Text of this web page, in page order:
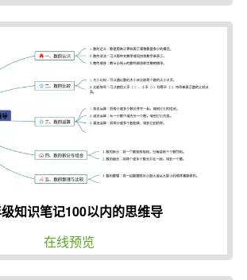
知识笔记100以内的思维导
在线预览